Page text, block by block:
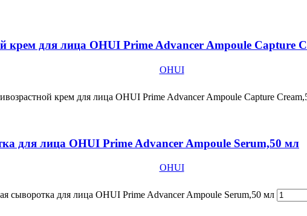
крем для лица OHUI Prime Advancer Ampoule Capture
OHUI
крем для лица OHUI Prime Advancer Ampoule Capture
для лица OHUI Prime Advancer Ampoule Serum,50 мл
OHUI
сыворотка для лица OHUI Prime Advancer Ampoule Serum,50 мл